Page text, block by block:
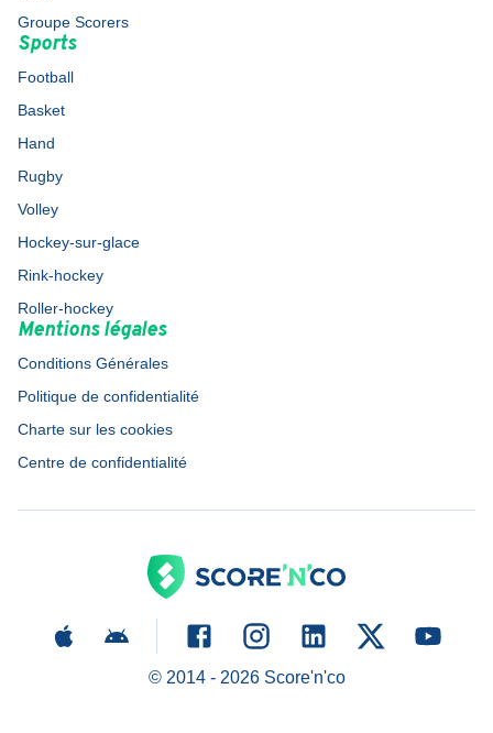
Groupe Scorers
Sports
Football
Basket
Hand
Rugby
Volley
Hockey-sur-glace
Rink-hockey
Roller-hockey
Mentions légales
Conditions Générales
Politique de confidentialité
Charte sur les cookies
Centre de confidentialité
© 2014 - 2026Score'n'co